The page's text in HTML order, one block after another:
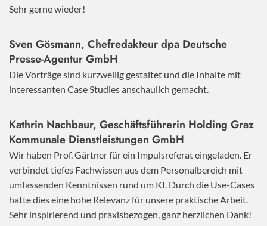
Sehr gerne wieder!
Sven Gösmann, Chefredakteur dpa Deutsche
Presse-Agentur GmbH
Die Vorträge sind kurzweilig gestaltet und die Inhalte mit
interessanten Case Studies anschaulich gemacht.
Kathrin Nachbaur, Geschäftsführerin Holding Graz
Kommunale Dienstleistungen GmbH
Wir haben Prof. Gärtner für ein Impulsreferat eingeladen. Er
verbindet tiefes Fachwissen aus dem Personalbereich mit
umfassenden Kenntnissen rund um KI. Durch die Use-Cases
hatte dies eine hohe Relevanz für unsere praktische Arbeit.
Sehr inspirierend und praxisbezogen, ganz herzlichen Dank!